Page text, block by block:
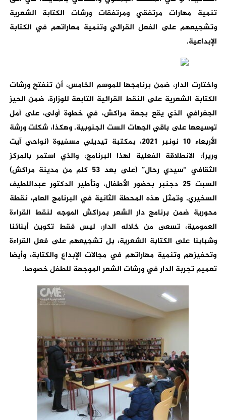
تنمية مهارات مرتفقي ومرتفقات ورشات الكتابة الشعرية
وتشجيعهم على الفعل القرائي وتنمية مهاراتهم في الكتابة
الإبداعية.
واختارت الدار، ضمن برنامجها للموسم الخامس، أن تنفتح ورشات
الكتابة الشعرية على النقط القرائية التابعة للوزارة، ضمن الحيز
الجغرافي الذي يقع بجهة مراكش، في خطوة أولى، على أمل
توسيعها على باقي الجهات الست الجنوبية. وهكذا، شكلت ورشة
الأربعاء 10 نونبر 2021، بمكتبة تيديلي مسفيوة (نواحي آيت
ورير)، الانطلاقة الفعلية لهذا البرنامج، والذي استمر بالمركز
الثقافي “سيدي رحال” (على بعد 53 كلم من مدينة مراكش)
السبت 25 دجنبر بحضور الأطفال، وتأطير الدكتور عبداللطيف
السخيري. وتمثل هذه المحطة الثانية في البرنامج العام، نقطة
محورية ضمن برنامج دار الشعر بمراكش الموجه لنقط القراءة
العمومية، تسعى من خلاله الدار، ليس فقط تكوين أبنائنا
وشبابنا على الكتابة الشعرية، بل تشجيعهم على فعل القراءة
وتحفيزهم وتنمية مهاراتهم في مجالات الإبداع والكتابة، وأيضا
تعميم تجربة الدار في ورشات الشعر الموجهة للطفل خصوصا.